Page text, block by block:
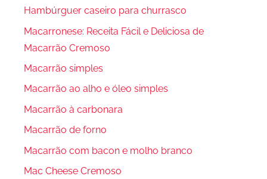
Hambúrguer caseiro para churrasco
Macarronese: Receita Fácil e Deliciosa de
Macarrão Cremoso
Macarrão simples
Macarrão ao alho e óleo simples
Macarrão à carbonara
Macarrão de forno
Macarrão com bacon e molho branco
Mac Cheese Cremoso